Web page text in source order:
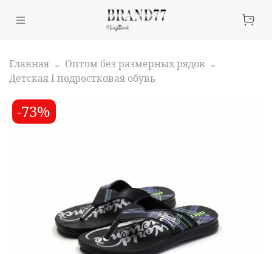
Главная
Оптом без размерных рядов
Детская I подростковая обувь
-73%